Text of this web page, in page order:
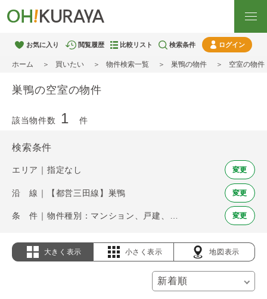
お気に入り 閲覧履歴 比較リスト 検索条件 ログイン
ホーム 買いたい 物件検索一覧 巣鴨の物件 空室の物件
巣鴨の空室の物件
該当物件数 1 件
検索条件
エリア｜指定なし 変更
沿 線｜【都営三田線】巣鴨 変更
変更
大きく表示 小さく表示 地図表示